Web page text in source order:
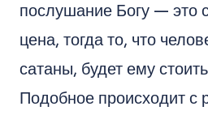
послушание Богу — это
цена, тогда то, что
сатаны, будет ему
Подобное происходит с